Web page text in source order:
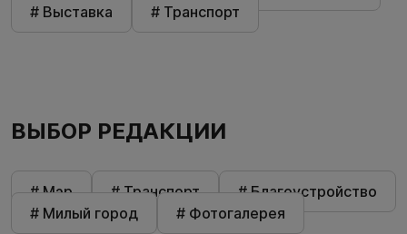
# Выставка
# Транспорт
ВЫБОР РЕДАКЦИИ
# Мэр # Транспорт
# Благоустройство
# Милый город
# Фотогалерея